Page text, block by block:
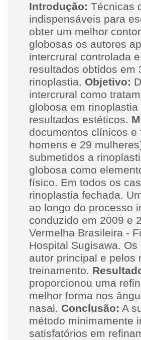
Introdução: Técnicas
indispensáveis para
obter um melhor
globosas os autores
intercrural controlada
resultados obtidos em
rinoplastia. Objetivo:
intercrural como
globosa em
resultados estéticos.
documentos clínicos
homens e 29
submetidos a
globosa como
físico. Em todos os
rinoplastia fechada.
ao longo do processo
conduzido em 2009 e
Vermelha Brasileira -
Hospital Sugisawa.
autor principal e pelos
treinamento.
proporcionou uma
melhor forma nos
nasal. Conclusão: A
método minimamente
satisfatórios em